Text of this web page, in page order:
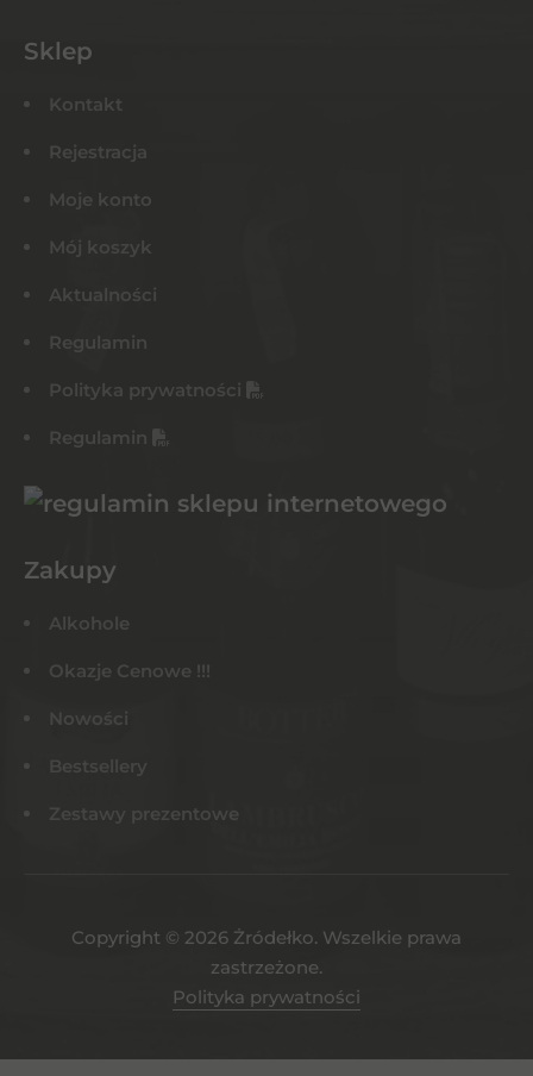
Sklep
Kontakt
Rejestracja
Moje konto
Mój koszyk
Aktualności
Regulamin
Polityka prywatności
Regulamin
Zakupy
Alkohole
Okazje Cenowe !!!
Nowości
Bestsellery
Zestawy prezentowe
Copyright © 2026 Żródełko. Wszelkie prawa
zastrzeżone.
Polityka prywatności